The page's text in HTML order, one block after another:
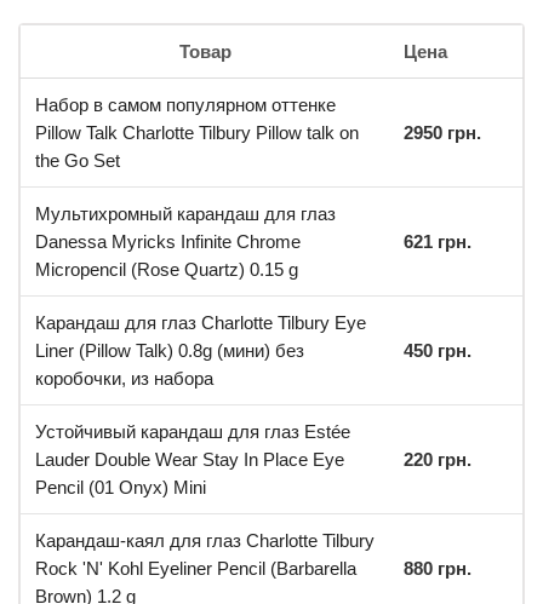
Товар Цена
Набор в самом популярном оттенке
Pillow Talk Charlotte Tilbury Pillow talk on
the Go Set
2950 грн.
Мультихромный карандаш для глаз
Danessa Myricks Infinite Chrome
Micropencil (Rose Quartz) 0.15 g
621 грн.
Карандаш для глаз Charlotte Tilbury Eye
Liner (Pillow Talk) 0.8g (мини) без
коробочки, из набора
450 грн.
Устойчивый карандаш для глаз Estée
Lauder Double Wear Stay In Place Eye
Pencil (01 Onyx) Mini
220 грн.
Карандаш-каял для глаз Charlotte Tilbury
Rock 'N' Kohl Eyeliner Pencil (Barbarella
Brown) 1.2 g
880 грн.